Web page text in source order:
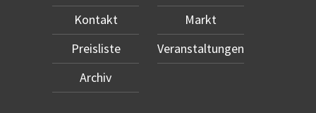
Kontakt
Preisliste
Archiv
Markt
Veranstaltungen